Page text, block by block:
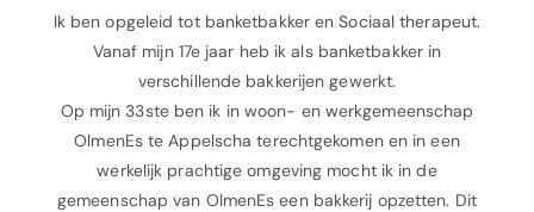
Ik ben opgeleid tot banketbakker en Sociaal therapeut.
Vanaf mijn 17e jaar heb ik als banketbakker in
verschillende bakkerijen gewerkt.
Op mijn 33ste ben ik in woon- en werkgemeenschap
OlmenEs te Appelscha terechtgekomen en in een
werkelijk prachtige omgeving mocht ik in de
gemeenschap van OlmenEs een bakkerij opzetten. Dit